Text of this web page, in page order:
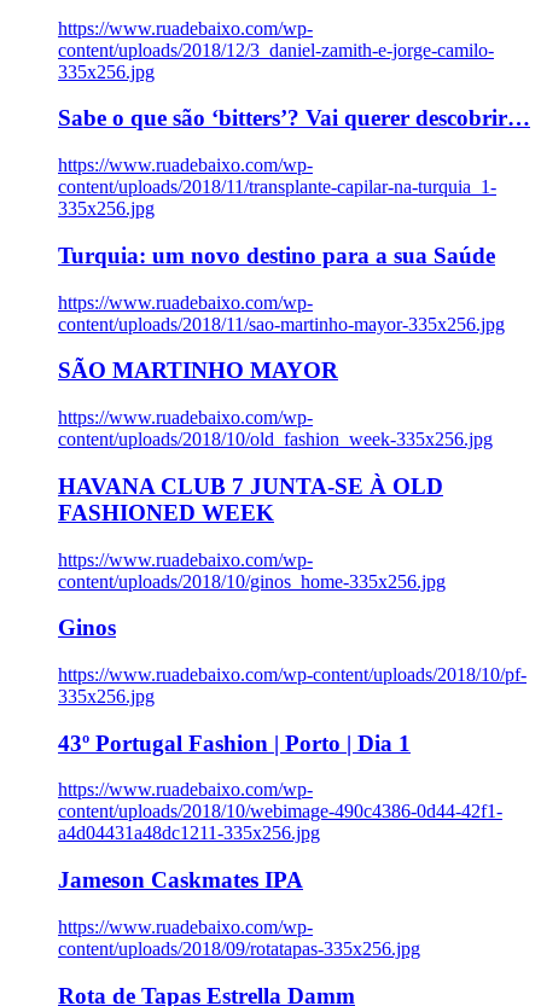
https://www.ruadebaixo.com/wp-
content/uploads/2018/12/3_daniel-zamith-e-jorge-camilo-
335x256.jpg
Sabe o que são ‘bitters’? Vai querer descobrir…
https://www.ruadebaixo.com/wp-
content/uploads/2018/11/transplante-capilar-na-turquia_1-
335x256.jpg
Turquia: um novo destino para a sua Saúde
https://www.ruadebaixo.com/wp-
content/uploads/2018/11/sao-martinho-mayor-335x256.jpg
SÃO MARTINHO MAYOR
https://www.ruadebaixo.com/wp-
content/uploads/2018/10/old_fashion_week-335x256.jpg
HAVANA CLUB 7 JUNTA-SE À OLD
FASHIONED WEEK
https://www.ruadebaixo.com/wp-
content/uploads/2018/10/ginos_home-335x256.jpg
Ginos
https://www.ruadebaixo.com/wp-content/uploads/2018/10/pf-
335x256.jpg
43º Portugal Fashion | Porto | Dia 1
https://www.ruadebaixo.com/wp-
content/uploads/2018/10/webimage-490c4386-0d44-42f1-
a4d04431a48dc1211-335x256.jpg
Jameson Caskmates IPA
https://www.ruadebaixo.com/wp-
content/uploads/2018/09/rotatapas-335x256.jpg
Rota de Tapas Estrella Damm